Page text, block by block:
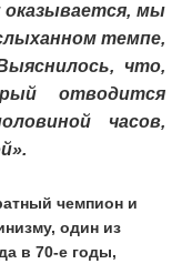
оказывается, мы
темпе,
что,
отводится
часов,
чемпион и
один из
в 70-е годы,